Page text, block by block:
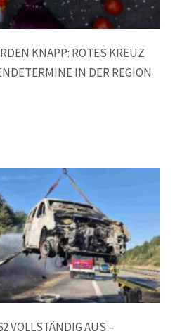
KNAPP: ROTES KREUZ
IN DER REGION
VOLLSTÄNDIG AUS –